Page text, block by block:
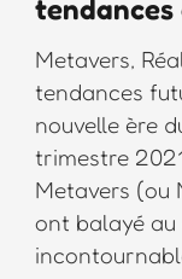
Metavers,
tendances
nouvelle ère
trimestre
Metavers (ou
ont balayé au